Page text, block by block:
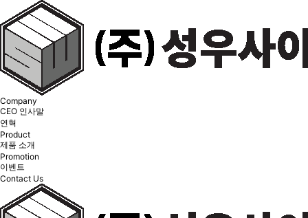
Company
CEO 인사말
연혁
Product
제품 소개
Promotion
이벤트
Contact Us